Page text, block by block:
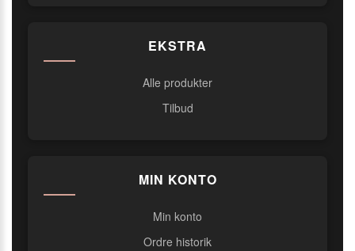
EKSTRA
Alle produkter
Tilbud
MIN KONTO
Min konto
Ordre historik